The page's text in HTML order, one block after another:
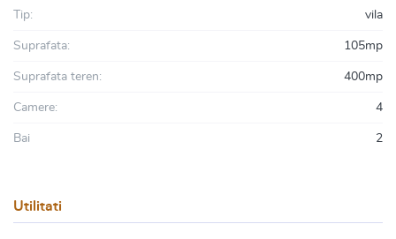
Tip: vila
Suprafata: 105mp
Suprafata teren: 400mp
Camere: 4
Bai 2
Utilitati